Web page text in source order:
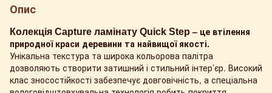
Опис
Колекція Сapture ламінату Quick Step– це втілення
природної краси деревини та найвищої якості.
Унікальна текстура та широка кольорова палітра
дозволяють створити затишний і стильний інтер’єр. Високий
клас зносостійкості забезпечує довговічність, а спеціальна